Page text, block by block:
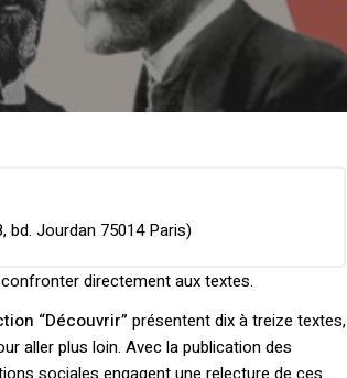
bd. Jourdan 75014 Paris)
directement aux textes.
“Découvrir” présentent dix à treize textes,
aller plus loin. Avec la publication des